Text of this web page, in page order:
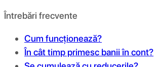
Întrebări frecvente
Cum funcționează?
În cât timp primesc banii în cont?